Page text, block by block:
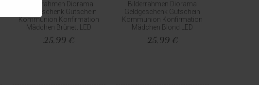
Bilderrahmen Diorama
Geldgeschenk Gutschein
Kommunion Konfirmation
Mädchen Brünett LED
25,99 €
Bilderrahmen Diorama
Geldgeschenk Gutschein
Kommunion Konfirmation
Mädchen Blond LED
25,99 €